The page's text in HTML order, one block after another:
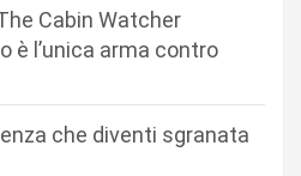
Cabin Watcher
è l’unica arma contro
che diventi sgranata